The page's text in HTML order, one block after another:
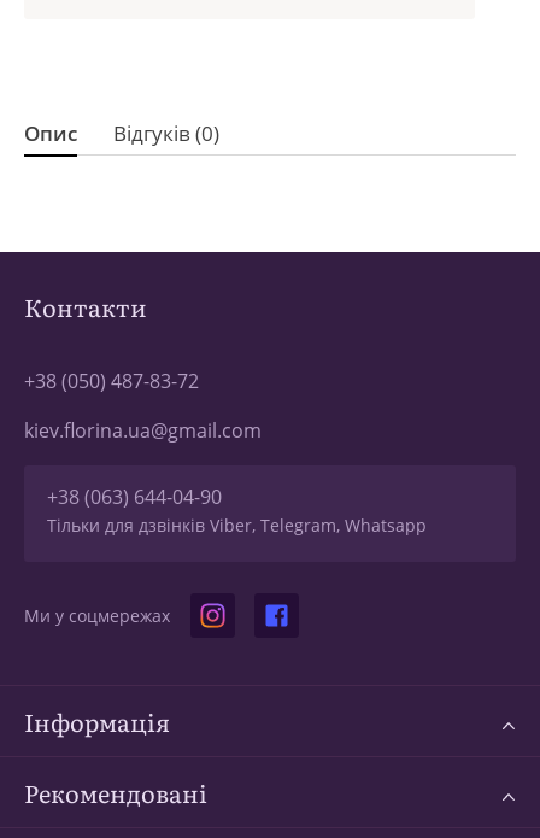
Опис Відгуків (0)
Контакти
+38 (050) 487-83-72
kiev.florina.ua@gmail.com
+38 (063) 644-04-90
Тільки для дзвінків Viber, Telegram, Whatsapp
Ми у соцмережах
Інформація
Рекомендовані